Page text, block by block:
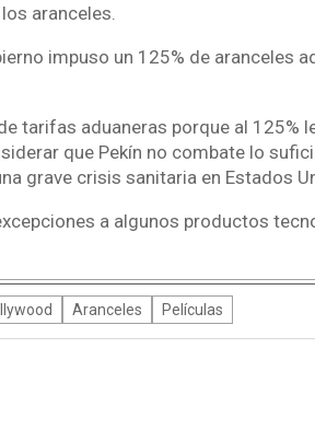
aranceles.
impuso un 125% de aranceles
tarifas aduaneras porque al 125%
que Pekín no combate lo
grave crisis sanitaria en Estados
a algunos productos
Aranceles Películas